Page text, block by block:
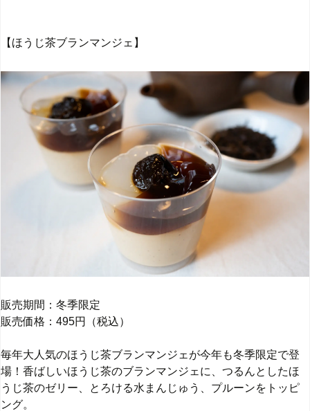
【ほうじ茶ブランマンジェ】
販売期間：冬季限定
販売価格：495円（税込）
毎年大人気のほうじ茶ブランマンジェが今年も冬季限定で登
場！香ばしいほうじ茶のブランマンジェに、つるんとしたほ
うじ茶のゼリー、とろける水まんじゅう、プルーンをトッピ
ング。